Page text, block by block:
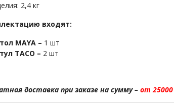
2,4 кг
входят:
MAYA – 1 шт
TACO – 2 шт
доставка при заказе на сумму – от 25000